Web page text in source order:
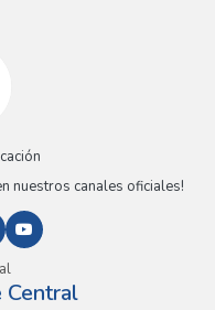
nuestros canales oficiales!
Central